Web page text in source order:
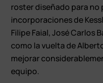
roster diseñado para no
incorporaciones de
Filipe Faial, José Carlos
como la vuelta de
mejorar
equipo.